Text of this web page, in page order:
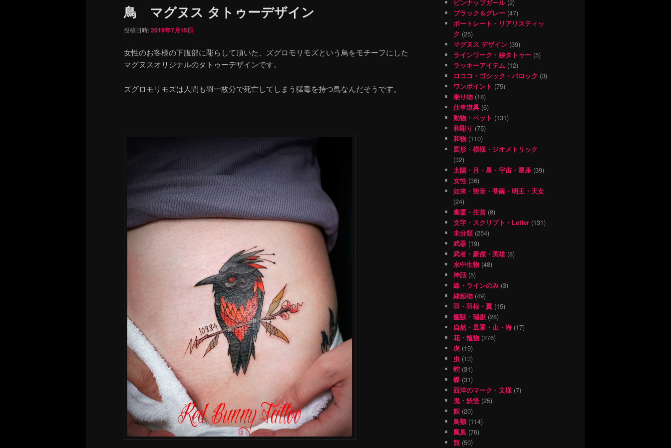
鳥 マグヌス タトゥーデザイン
投稿日時:2019年7月15日
女性のお客様の下腹部に彫らして頂いた、ズグロモリモズという鳥をモチーフにした
マグヌスオリジナルのタトゥーデザインです。
ズグロモリモズは人間も羽一枚分で死亡してしまう猛毒を持つ鳥なんだそうです。
ピンナップガール(2)
ブラック＆グレー (47)
ポートレート・リアリスティッ
ク (25)
マグヌス デザイン (39)
ラインワーク・線タトゥー (5)
ラッキーアイテム (12)
ロココ・ゴシック・バロック (3)
ワンポイント (75)
乗り物 (18)
仕事道具 (6)
動物・ペット (131)
和彫り (75)
和物 (110)
図形・模様・ジオメトリック
(32)
太陽・月・星・宇宙・星座 (39)
女性 (36)
如来・観音・菩薩・明王・天女
(24)
幽霊・生首 (8)
文字・スクリプト・Letter (131)
未分類(254)
武器 (19)
武者・豪傑・英雄(8)
水中生物 (48)
神話 (5)
線・ラインのみ (3)
縁起物 (49)
羽・羽根・翼 (15)
聖獣・瑞獣 (28)
自然・風景・山・海 (17)
花・植物 (276)
虎 (19)
虫 (13)
蛇 (31)
蝶 (31)
西洋のマーク・文様 (7)
鬼・妖怪 (25)
鯉 (20)
鳥類(114)
鳳凰 (76)
龍 (50)